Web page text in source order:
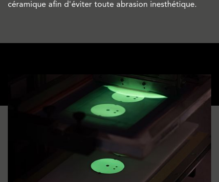
céramique afin d'éviter toute abrasion inesthétique.